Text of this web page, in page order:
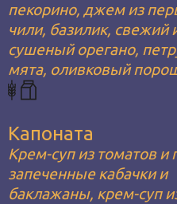
пекорино, джем из
чили, базилик, свежий
сушеный орегано,
мята, оливковый
Капоната
Крем-суп из томатов и
запеченные кабачки и
баклажаны, крем-суп